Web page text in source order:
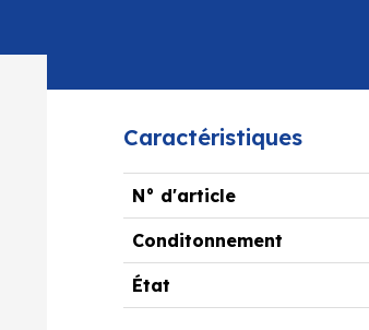
Caractéristiques
N° d'article
Conditonnement
État